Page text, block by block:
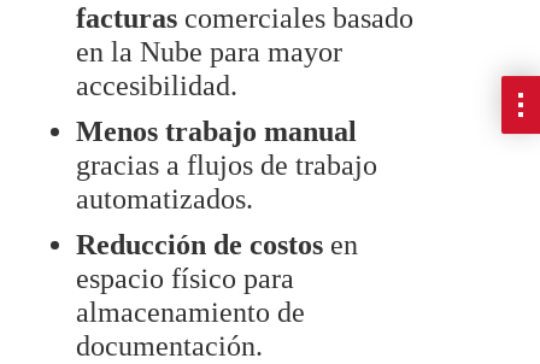
facturascomerciales basado
en la Nube para mayor
accesibilidad.
Menos trabajo manual
gracias a flujos de trabajo
automatizados.
Reducción de costosen
espacio físico para
almacenamiento de
documentación.